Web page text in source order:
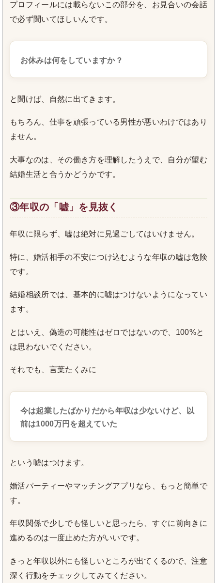
プロフィールには載らないこの部分を、お見合いの会話
で必ず聞いてほしいんです。
お休みは何をしていますか？
と聞けば、自然に出てきます。
もちろん、仕事を頑張っている男性が悪いわけではあり
ません。
大事なのは、その働き方を理解したうえで、自分が望む
結婚生活と合うかどうかです。
③年収の「嘘」を見抜く
年収に限らず、嘘は絶対に見過ごしてはいけません。
特に、婚活相手の不安につけ込むような年収の嘘は危険
です。
結婚相談所では、基本的に嘘はつけないようになってい
ます。
とはいえ、偽造の可能性はゼロではないので、100%と
は思わないでください。
それでも、言葉たくみに
今は起業したばかりだから年収は少ないけど、以
前は1000万円を超えていた
という嘘はつけます。
婚活パーティーやマッチングアプリなら、もっと簡単で
す。
年収関係で少しでも怪しいと思ったら、すぐに前向きに
進めるのは一度止めた方がいいです。
きっと年収以外にも怪しいところが出てくるので、注意
深く行動をチェックしてみてください。